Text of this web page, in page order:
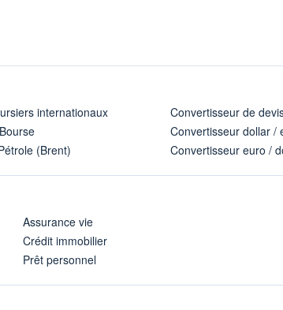
internationaux
(Brent)
Convertisseur de
Convertisseur dollar /
Convertisseur euro /
Assurance vie
Crédit immobilier
Prêt personnel